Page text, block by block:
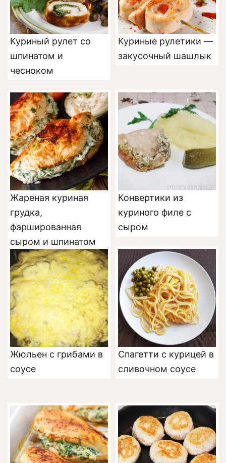
Куриный рулет со
шпинатом и
чесноком
Куриные рулетики —
закусочный шашлык
Жареная куриная
грудка,
фаршированная
сыром и шпинатом
Конвертики из
куриного филе с
сыром
Жюльен с грибами в
соусе
Спагетти с курицей в
сливочном соусе